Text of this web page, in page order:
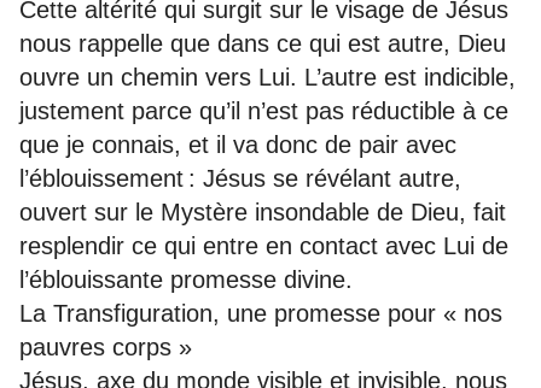
Cette altérité qui surgit sur le visage de Jésus
nous rappelle que dans ce qui est autre, Dieu
ouvre un chemin vers Lui. L’autre est indicible,
justement parce qu’il n’est pas réductible à ce
que je connais, et il va donc de pair avec
l’éblouissement : Jésus se révélant autre,
ouvert sur le Mystère insondable de Dieu, fait
resplendir ce qui entre en contact avec Lui de
l’éblouissante promesse divine.
La Transfiguration, une promesse pour « nos
pauvres corps »
Jésus, axe du monde visible et invisible, nous